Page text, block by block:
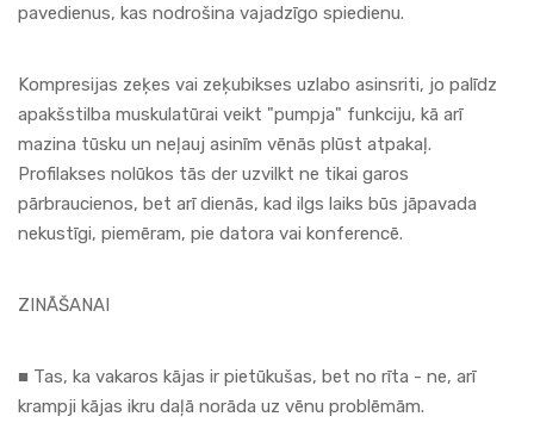
pavedienus, kas nodrošina vajadzīgo spiedienu.
Kompresijas zeķes vai zeķubikses uzlabo asinsriti, jo palīdz
apakšstilba muskulatūrai veikt "pumpja" funkciju, kā arī
mazina tūsku un neļauj asinīm vēnās plūst atpakaļ.
Profilakses nolūkos tās der uzvilkt ne tikai garos
pārbraucienos, bet arī dienās, kad ilgs laiks būs jāpavada
nekustīgi, piemēram, pie datora vai konferencē.
ZINĀŠANAI
■ Tas, ka vakaros kājas ir pietūkušas, bet no rīta - ne, arī
krampji kājas ikru daļā norāda uz vēnu problēmām.